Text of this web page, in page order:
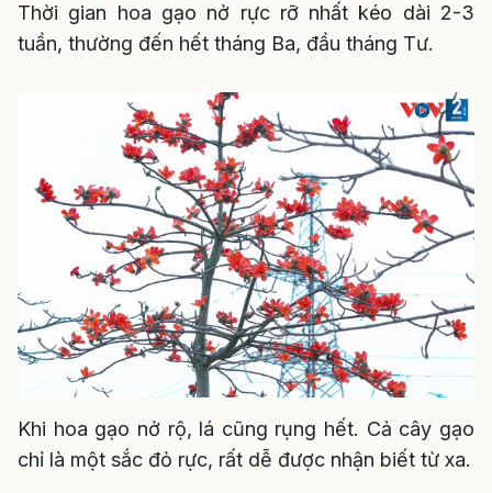
Thời gian hoa gạo nở rực rỡ nhất kéo dài 2-3
tuần, thường đến hết tháng Ba, đầu tháng Tư.
Khi hoa gạo nở rộ, lá cũng rụng hết. Cả cây gạo
chỉ là một sắc đỏ rực, rất dễ được nhận biết từ xa.